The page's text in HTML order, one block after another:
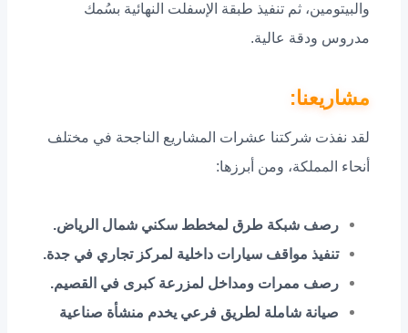
والبيتومين، ثم تنفيذ طبقة الإسفلت النهائية بسُمك
مدروس ودقة عالية.
مشاريعنا:
لقد نفذت شركتنا عشرات المشاريع الناجحة في مختلف
أنحاء المملكة، ومن أبرزها:
رصف شبكة طرق لمخطط سكني شمال الرياض.
تنفيذ مواقف سيارات داخلية لمركز تجاري في جدة.
رصف ممرات ومداخل لمزرعة كبرى في القصيم.
صيانة شاملة لطريق فرعي يخدم منشأة صناعية